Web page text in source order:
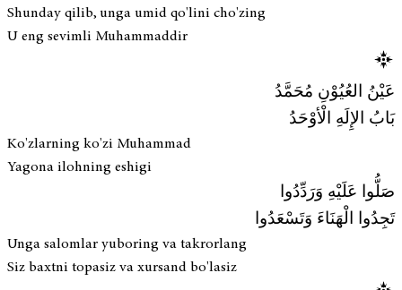
Shunday qilib, unga umid qo'lini cho'zing
U eng sevimli Muhammaddir
عَيْنُ العُيُوْنِ مُحَمَّدُ
بَابُ الإِلَهِ الْأوْحَدُ
Ko'zlarning ko'zi Muhammad
Yagona ilohning eshigi
صَلُّوا عَلَيْهِ وَرَدِّدُوا
تَجِدُوا الْهَنَاءَ وَتَسْعَدُوا
Unga salomlar yuboring va takrorlang
Siz baxtni topasiz va xursand bo'lasiz